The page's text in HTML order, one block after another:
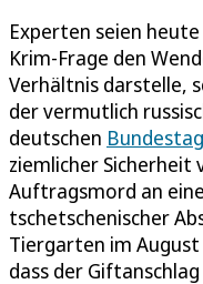
Experten seien
Krim-Frage den
Verhältnis darstelle,
der vermutlich
deutschen Bundestag
ziemlicher Sicherheit
Auftragsmord an
tschetschenischer
Tiergarten im August
dass der